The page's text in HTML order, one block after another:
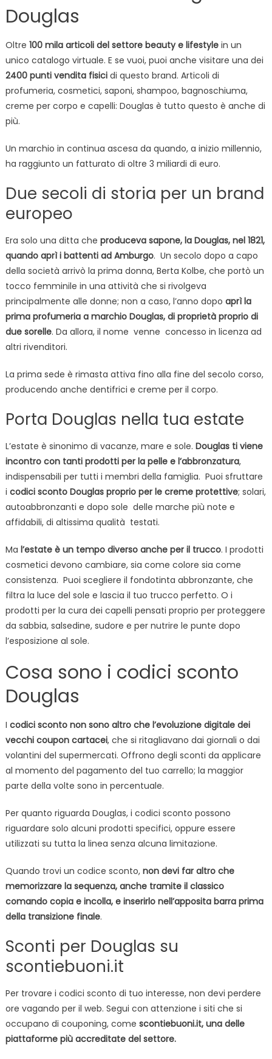
Douglas
Oltre 100 mila articoli del settore beauty e lifestylein un
unico catalogo virtuale. E se vuoi, puoi anche visitare una dei
2400 punti vendita fisici di questo brand. Articoli di
profumeria, cosmetici, saponi, shampoo, bagnoschiuma,
creme per corpo e capelli: Douglas è tutto questo è anche di
più.
Un marchio in continua ascesa da quando, a inizio millennio,
ha raggiunto un fatturato di oltre 3 miliardi di euro.
Due secoli di storia per un brand
europeo
Era solo una ditta che produceva sapone, la Douglas, nel 1821,
quando aprì i battenti ad Amburgo. Un secolo dopo a capo
della società arrivò la prima donna, Berta Kolbe, che portò un
tocco femminile in una attività che si rivolgeva
principalmente alle donne; non a caso, l’anno dopo aprì la
prima profumeria a marchio Douglas, di proprietà proprio di
due sorelle. Da allora, il nome venne concesso in licenza ad
altri rivenditori.
La prima sede è rimasta attiva fino alla fine del secolo corso,
producendo anche dentifrici e creme per il corpo.
Porta Douglas nella tua estate
L’estate è sinonimo di vacanze, mare e sole. Douglas ti viene
incontro con tanti prodotti per la pelle e l’abbronzatura,
indispensabili per tutti i membri della famiglia. Puoi sfruttare
i codici sconto Douglas proprio per le creme protettive; solari,
autoabbronzanti e dopo sole delle marche più note e
affidabili, di altissima qualità testati.
Ma l’estate è un tempo diverso anche per il trucco. I prodotti
cosmetici devono cambiare, sia come colore sia come
consistenza. Puoi scegliere il fondotinta abbronzante, che
filtra la luce del sole e lascia il tuo trucco perfetto. O i
prodotti per la cura dei capelli pensati proprio per proteggere
da sabbia, salsedine, sudore e per nutrire le punte dopo
l’esposizione al sole.
Cosa sono i codici sconto
Douglas
I codici sconto non sono altro che l’evoluzione digitale dei
vecchi coupon cartacei, che si ritagliavano dai giornali o dai
volantini del supermercati. Offrono degli sconti da applicare
al momento del pagamento del tuo carrello; la maggior
parte della volte sono in percentuale.
Per quanto riguarda Douglas, i codici sconto possono
riguardare solo alcuni prodotti specifici, oppure essere
utilizzati su tutta la linea senza alcuna limitazione.
Quando trovi un codice sconto, non devi far altro che
memorizzare la sequenza, anche tramite il classico
comando copia e incolla, e inserirlo nell’apposita barra prima
della transizione finale.
Sconti per Douglas su
scontiebuoni.it
Per trovare i codici sconto di tuo interesse, non devi perdere
ore vagando per il web. Segui con attenzione i siti che si
occupano di couponing, come scontiebuoni.it, una delle
piattaforme più accreditate del settore.